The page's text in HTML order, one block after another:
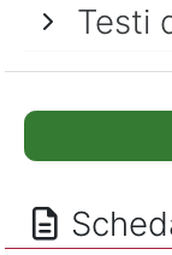
Testi